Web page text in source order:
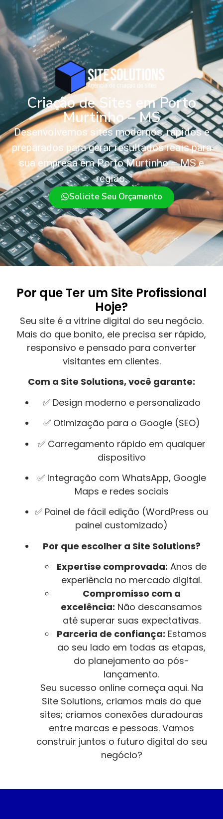
Criação de Sites em Porto
Murtinho – MS
Desenvolvemos sites modernos, rápidos e
preparados para gerar resultados reais para
sua empresa em Porto Murtinho – MS e
região.
Solicite Seu Orçamento
Por que Ter um Site Profissional
Hoje?
Seu site é a vitrine digital do seu negócio.
Mais do que bonito, ele precisa ser rápido,
responsivo e pensado para converter
visitantes em clientes.
Com a Site Solutions, você garante:
✅ Design moderno e personalizado
✅ Otimização para o Google (SEO)
✅ Carregamento rápido em qualquer
dispositivo
✅ Integração com WhatsApp, Google
Maps e redes sociais
✅ Painel de fácil edição (WordPress ou
painel customizado)
Por que escolher a Site Solutions?
Expertise comprovada: Anos de
experiência no mercado digital.
Compromisso com a
excelência: Não descansamos
até superar suas expectativas.
Parceria de confiança: Estamos
ao seu lado em todas as etapas,
do planejamento ao pós-
lançamento.
Seu sucesso online começa aqui. Na
Site Solutions, criamos mais do que
sites; criamos conexões duradouras
entre marcas e pessoas. Vamos
construir juntos o futuro digital do seu
negócio?